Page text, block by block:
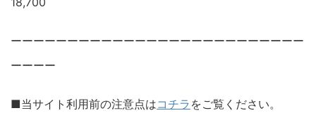
ーーーーーーーーーーーーーーーーーーーーーーーーーー
ーーーー
■当サイト利用前の注意点はコチラ をご覧ください。